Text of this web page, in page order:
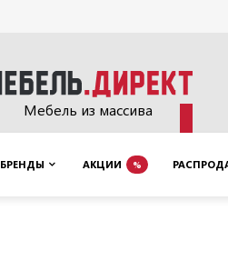
Мебель из массива
БРЕНДЫ АКЦИИ %